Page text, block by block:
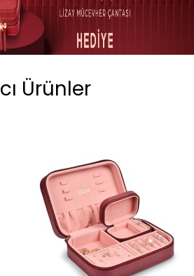
Ürünler